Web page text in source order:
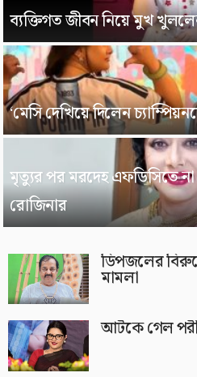
ব্যক্তিগত জীবন নিয়ে মুখ
‘মেসি দেখিয়ে দিলেন
মৃত্যুর পর মরদেহ এফডিসিতে
রোজিনার
ডিপজলের
মামলা
আটকে গেল